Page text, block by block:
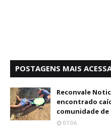
POSTAGENS MAIS
Reconvale
encontrado
comunidade de
07:06